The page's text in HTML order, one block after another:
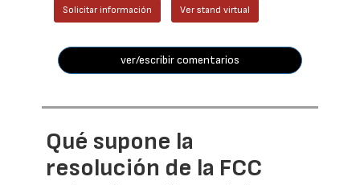
Solicitar información Ver stand virtual
ver/escribir comentarios
Qué supone la
resolución de la FCC